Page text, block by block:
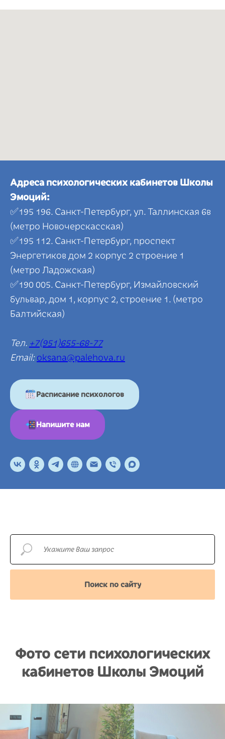
Адреса психологических кабинетов Школы
Эмоций:
✅195 196. Санкт-Петербург, ул. Таллинская 6в
(метро Новочерскасская)
✅195 112. Санкт-Петербург, проспект
Энергетиков дом 2 корпус 2 строение 1
(метро Ладожская)
✅190 005. Санкт-Петербург, Измайловский
бульвар, дом 1, корпус 2, строение 1. (метро
Балтийская)
Тел. +7(951)655-68-77
Email: oksana@palehova.ru
Расписание психологов
Напишите нам
Поиск по сайту
Фото сети психологических
кабинетов Школы Эмоций